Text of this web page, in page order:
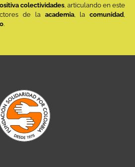
colectividades , articulando en este
de la academia, la comunidad
.